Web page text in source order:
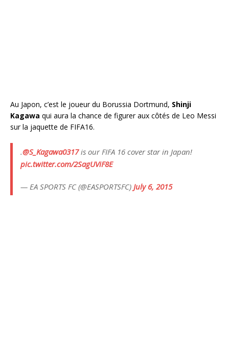
Au Japon, c’est le joueur du Borussia Dortmund, Shinji
Kagawa qui aura la chance de figurer aux côtés de Leo Messi
sur la jaquette de FIFA16.
.@S_Kagawa0317is our FIFA 16 cover star in Japan!
pic.twitter.com/2SagUViF8E
— EA SPORTS FC (@EASPORTSFC) July 6, 2015